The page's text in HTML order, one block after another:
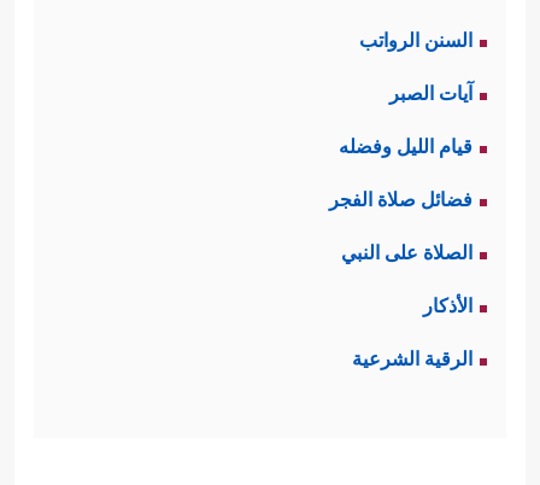
السنن الرواتب
آيات الصبر
قيام الليل وفضله
فضائل صلاة الفجر
الصلاة على النبي
الأذكار
الرقية الشرعية